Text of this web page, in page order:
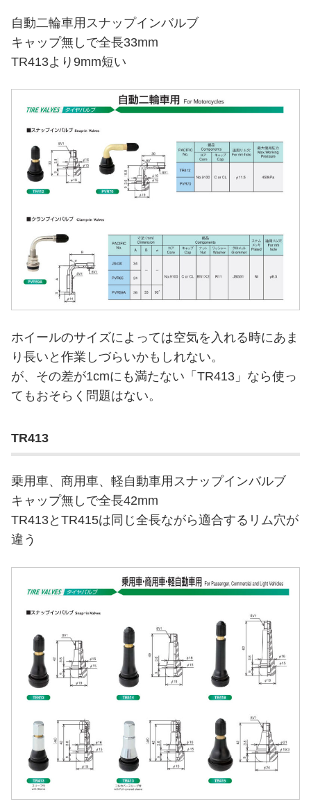
自動二輪車用スナップインバルブ
キャップ無しで全長33mm
TR413より9mm短い
ホイールのサイズによっては空気を入れる時にあま
り長いと作業しづらいかもしれない。
が、その差が1cmにも満たない「TR413」なら使っ
てもおそらく問題はない。
TR413
乗用車、商用車、軽自動車用スナップインバルブ
キャップ無しで全長42mm
TR413とTR415は同じ全長ながら適合するリム穴が
違う